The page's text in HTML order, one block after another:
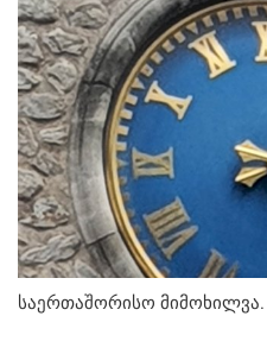
საერთაშორისო მიმოხილვა.